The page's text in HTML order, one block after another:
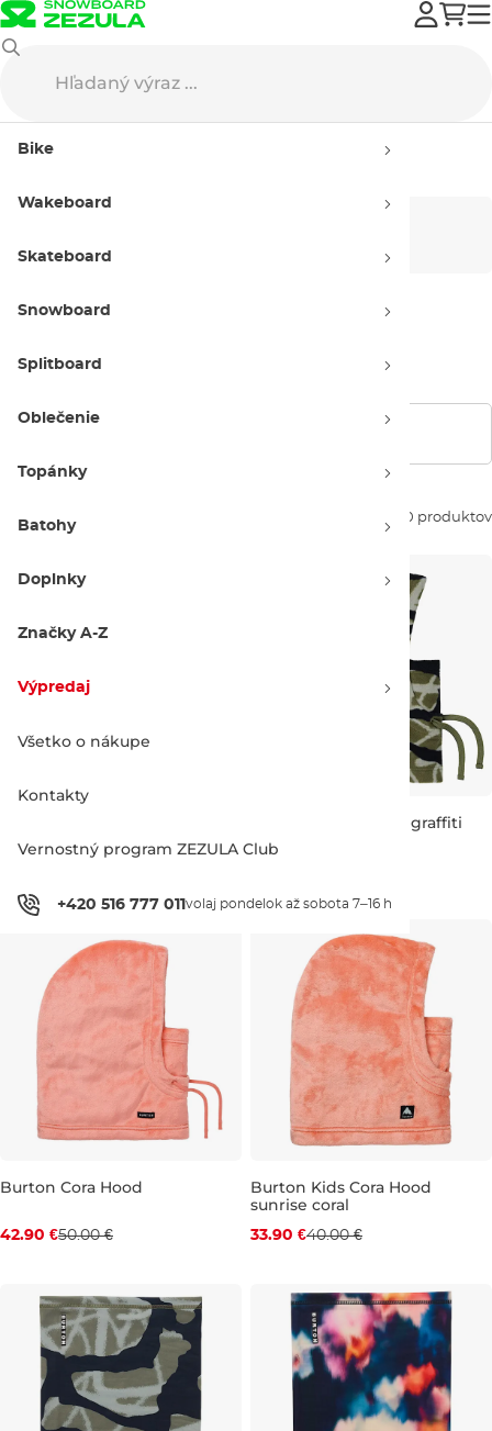
Bike
Wakeboard
Skateboard
Snowboard
Splitboard
Oblečenie
Topánky
Batohy
Doplnky
Značky A-Z
Výpredaj
Všetko o nákupe
Kontakty
Vernostný program ZEZULA Club
+420 516 777 011 volaj pondelok až sobota 7–16 h
Nákrčníky a kukly Burton
Zoradiť podľa: 10 produktov
Zľava -16 %
HS 1SZ
Burton Burke Hood graffiti
camo
Burton Cora Hood
42.90 €50.00 €
Zľava -15 %
Burton Kids Cora Hood
sunrise coral
33.90 €40.00 €